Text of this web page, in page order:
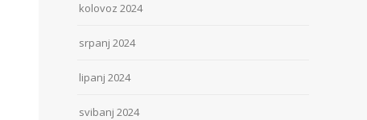
kolovoz 2024
srpanj 2024
lipanj 2024
svibanj 2024